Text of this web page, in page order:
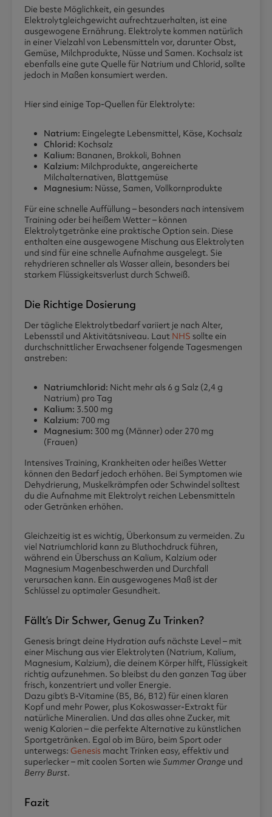
Die beste Möglichkeit, ein gesundes
Elektrolytgleichgewicht aufrechtzuerhalten, ist eine
ausgewogene Ernährung. Elektrolyte kommen natürlich
in einer Vielzahl von Lebensmitteln vor, darunter Obst,
Gemüse, Milchprodukte, Nüsse und Samen. Kochsalz ist
ebenfalls eine gute Quelle für Natrium und Chlorid, sollte
jedoch in Maßen konsumiert werden.
Hier sind einige Top-Quellen für Elektrolyte:
Natrium: Eingelegte Lebensmittel, Käse, Kochsalz
Chlorid: Kochsalz
Kalium: Bananen, Brokkoli, Bohnen
Kalzium: Milchprodukte, angereicherte
Milchalternativen, Blattgemüse
Magnesium: Nüsse, Samen, Vollkornprodukte
Für eine schnelle Auffüllung – besonders nach intensivem
Training oder bei heißem Wetter – können
Elektrolytgetränke eine praktische Option sein. Diese
enthalten eine ausgewogene Mischung aus Elektrolyten
und sind für eine schnelle Aufnahme ausgelegt. Sie
rehydrieren schneller als Wasser allein, besonders bei
starkem Flüssigkeitsverlust durch Schweiß.
Die Richtige Dosierung
Der tägliche Elektrolytbedarf variiert je nach Alter,
Lebensstil und Aktivitätsniveau. Laut NHS sollte ein
durchschnittlicher Erwachsener folgende Tagesmengen
anstreben:
Natriumchlorid: Nicht mehr als 6 g Salz (2,4 g
Natrium) pro Tag
Kalium: 3.500 mg
Kalzium: 700 mg
Magnesium: 300 mg (Männer) oder 270 mg
(Frauen)
Intensives Training, Krankheiten oder heißes Wetter
können den Bedarf jedoch erhöhen. Bei Symptomen wie
Dehydrierung, Muskelkrämpfen oder Schwindel solltest
du die Aufnahme mit Elektrolyt reichen Lebensmitteln
oder Getränken erhöhen.
Gleichzeitig ist es wichtig, Überkonsum zu vermeiden. Zu
viel Natriumchlorid kann zu Bluthochdruck führen,
während ein Überschuss an Kalium, Kalzium oder
Magnesium Magenbeschwerden und Durchfall
verursachen kann. Ein ausgewogenes Maß ist der
Schlüssel zu optimaler Gesundheit.
Fällt’s Dir Schwer, Genug Zu Trinken?
Genesis bringt deine Hydration aufs nächste Level – mit
einer Mischung aus vier Elektrolyten (Natrium, Kalium,
Magnesium, Kalzium), die deinem Körper hilft, Flüssigkeit
richtig aufzunehmen. So bleibst du den ganzen Tag über
frisch, konzentriert und voller Energie.
Dazu gibt’s B-Vitamine (B5, B6, B12) für einen klaren
Kopf und mehr Power, plus Kokoswasser-Extrakt für
natürliche Mineralien. Und das alles ohne Zucker, mit
wenig Kalorien – die perfekte Alternative zu künstlichen
Sportgetränken. Egal ob im Büro, beim Sport oder
unterwegs: Genesis macht Trinken easy, effektiv und
superlecker – mit coolen Sorten wie Summer Orange und
Berry Burst.
Fazit